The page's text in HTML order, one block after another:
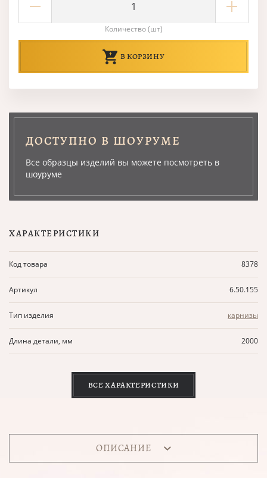
Количество (шт)
В КОРЗИНУ
ДОСТУПНО В ШОУРУМЕ
Все образцы изделий вы можете посмотреть в
шоуруме
ХАРАКТЕРИСТИКИ
Код товара 8378
Артикул 6.50.155
Тип изделия карнизы
Длина детали, мм 2000
ВСЕ ХАРАКТЕРИСТИКИ
ОПИСАНИЕ